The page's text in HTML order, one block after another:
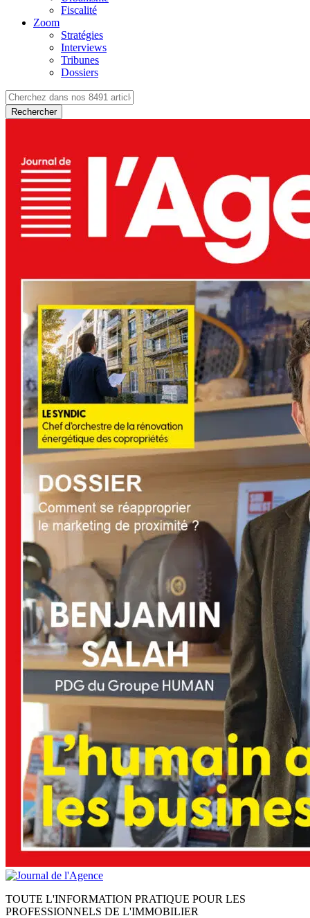
Fiscalité
Zoom
Stratégies
Interviews
Tribunes
Dossiers
Rechercher
TOUTE L'INFORMATION PRATIQUE POUR LES
PROFESSIONNELS DE L'IMMOBILIER